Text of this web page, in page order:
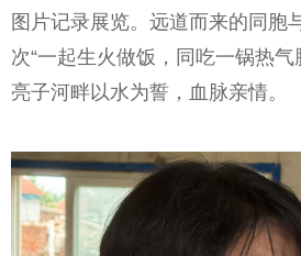
图片记录展览。远道而来的同胞
次“一起生火做饭，同吃一锅热
亮子河畔以水为誓，血脉亲情。